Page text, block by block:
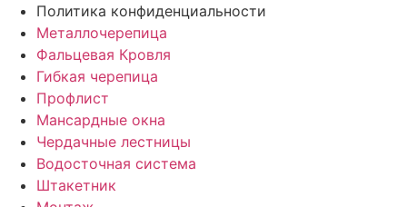
Политика конфиденциальности
Металлочерепица
Фальцевая Кровля
Гибкая черепица
Профлист
Мансардные окна
Чердачные лестницы
Водосточная система
Штакетник